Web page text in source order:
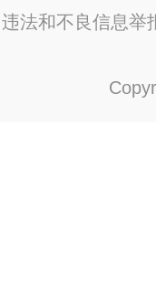
违法和不良信息举